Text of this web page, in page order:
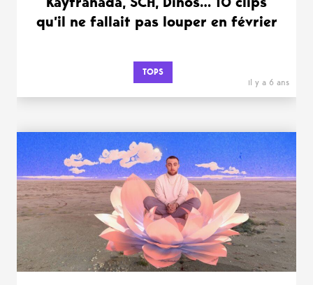
qu’il ne fallait pas louper en février
TOPS
il y a 6 ans